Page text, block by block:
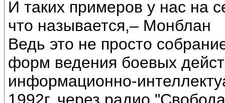
И таких примеров у нас на
что называется,– Монблан
Ведь это не просто
форм ведения боевых
информационно-